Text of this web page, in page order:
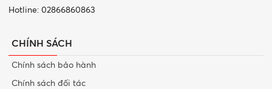
Hotline: 02866860863
CHÍNH SÁCH
Chính sách bảo hành
Chính sách đối tác